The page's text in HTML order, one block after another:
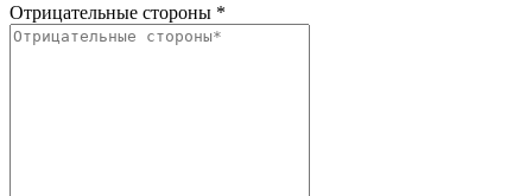
Отрицательные стороны *